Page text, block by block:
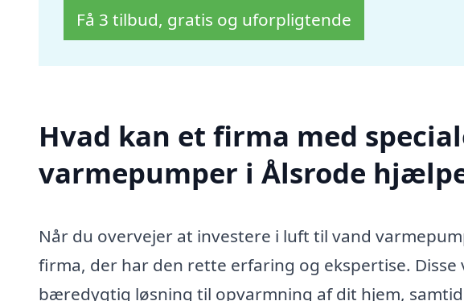
Få 3 tilbud, gratis og uforpligtende
Hvad kan et firma med
varmepumper i Ålsrode
Når du overvejer at investere i luft til vand
firma, der har den rette erfaring og ekspertise.
bæredygtig løsning til opvarmning af dit hjem,